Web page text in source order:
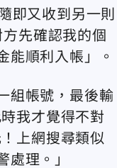
即又收到另一則
先確認我的個
能順利入帳」。
組帳號，最後輸
我才覺得不對
上網搜尋類似
理。」